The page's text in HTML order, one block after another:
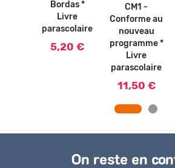
Bordas *
Livre
parascolaire
5,20 €
CM1 -
Conforme au
nouveau
programme *
Livre
parascolaire
11,50 €
On reste en